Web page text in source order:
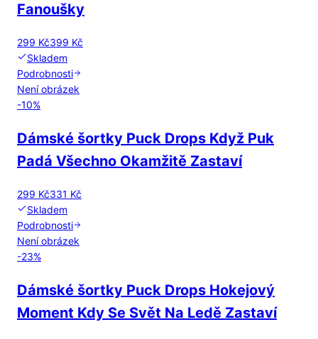
Fanoušky
299 Kč399 Kč
Skladem
Podrobnosti
Není obrázek
-10%
Dámské šortky Puck Drops Když Puk
Padá Všechno Okamžitě Zastaví
299 Kč331 Kč
Skladem
Podrobnosti
Není obrázek
-23%
Dámské šortky Puck Drops Hokejový
Moment Kdy Se Svět Na Ledě Zastaví